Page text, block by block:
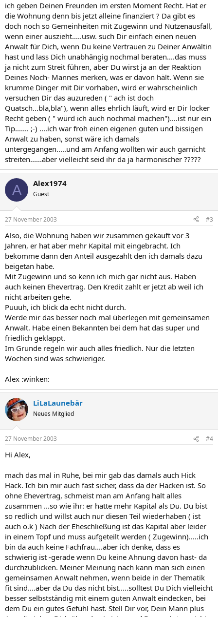
ich geben Deinen Freunden im ersten Moment Recht. Hat er
die Wohnung denn bis jetzt alleine finanziert ? Da gibt es
doch noch so Gemeinheiten mit Zugewinn und Nutzenausfall,
wenn einer auszieht.....usw. such Dir einfach einen neuen
Anwalt für Dich, wenn Du keine Vertrauen zu Deiner Anwältin
hast und lass Dich unabhängig nochmal beraten....das muss
ja nicht zum Streit führen, aber Du wirst ja an der Reaktion
Deines Noch- Mannes merken, was er davon hält. Wenn sie
krumme Dinger mit Dir vorhaben, wird er wahrscheinlich
versuchen Dir das auzureden ( " ach ist doch
Quatsch...bla,bla"), wenn alles ehrlich läuft, wird er Dir locker
Recht geben ( " würd ich auch nochmal machen")....ist nur ein
Tip....... ;-) ....ich war froh einen eigenen guten und bissigen
Anwalt zu haben, sonst wäre ich damals
untergegangen.....und am Anfang wollten wir auch garnicht
streiten......aber vielleicht seid ihr da ja harmonischer ?????
A Alex1974
Guest
27 November 2003 #3
Also, die Wohnung haben wir zusammen gekauft vor 3
Jahren, er hat aber mehr Kapital mit eingebracht. Ich
bekomme dann den Anteil ausgezahlt den ich damals dazu
beigetan habe.
Mit Zugewinn und so kenn ich mich gar nicht aus. Haben
auch keinen Ehevertrag. Den Kredit zahlt er jetzt ab weil ich
nicht arbeiten gehe.
Puuuh, ich blick da echt nicht durch.
Werde mir das besser noch mal überlegen mit gemeinsamen
Anwalt. Habe einen Bekannten bei dem hat das super und
friedlich geklappt.
Im Grunde regeln wir auch alles friedlich. Nur die letzten
Wochen sind was schwieriger.
Alex :winken:
LiLaLaunebär
Neues Mitglied
27 November 2003 #4
Hi Alex,
mach das mal in Ruhe, bei mir gab das damals auch Hick
Hack. Ich bin mir auch fast sicher, dass da der Hacken ist. So
ohne Ehevertrag, schmeist man am Anfang halt alles
zusammen ...so wie ihr: er hatte mehr Kapital als Du. Du bist
so redlich und willst auch nur diesen Teil wiederhaben ( ist
auch o.k ) Nach der Eheschließung ist das Kapital aber leider
in einem Topf und muss aufgeteilt werden ( Zugewinn).....ich
bin da auch keine Fachfrau....aber ich denke, dass es
schwierig ist -gerade wenn Du keine Ahnung davon hast- da
durchzublicken. Meiner Meinung nach kann man sich einen
gemeinsamen Anwalt nehmen, wenn beide in der Thematik
fit sind....aber da Du das nicht bist.....solltest Du Dich vielleicht
besser selbstständig mit einem guten Anwalt eindecken, bei
dem Du ein gutes Gefühl hast. Stell Dir vor, Dein Mann plus